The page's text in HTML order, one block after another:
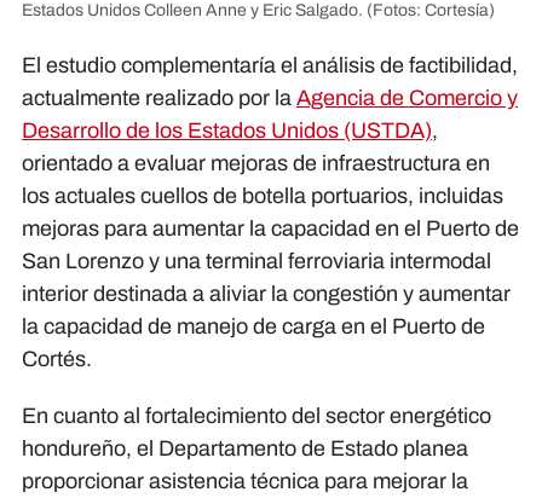
Estados Unidos Colleen Anne y Eric Salgado. (Fotos: Cortesía)
El estudio complementaría el análisis de factibilidad,
actualmente realizado por la Agencia de Comercio y
Desarrollo de los Estados Unidos (USTDA),
orientado a evaluar mejoras de infraestructura en
los actuales cuellos de botella portuarios, incluidas
mejoras para aumentar la capacidad en el Puerto de
San Lorenzo y una terminal ferroviaria intermodal
interior destinada a aliviar la congestión y aumentar
la capacidad de manejo de carga en el Puerto de
Cortés.
En cuanto al fortalecimiento del sector energético
hondureño, el Departamento de Estado planea
proporcionar asistencia técnica para mejorar la